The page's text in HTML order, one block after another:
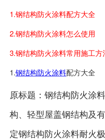
1.钢结构防火涂料配方大全
2.钢结构防火涂料怎么使用
3.钢结构防火涂料常用施工方
1.钢结构防火涂料配方大全
原标题：钢结构防火涂
构、轻型屋盖钢结构及
定钢结构防火涂料耐火